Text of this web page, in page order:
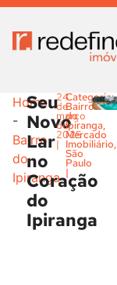
Home
-
Bairro
do
Ipiranga
Seu
Novo
Lar
no
Coração
do
Ipiranga
24
de
março
de
2025
|
Categoria:
Bairro
do
Ipiranga,
Mercado
Imobiliário,
São
Paulo
|